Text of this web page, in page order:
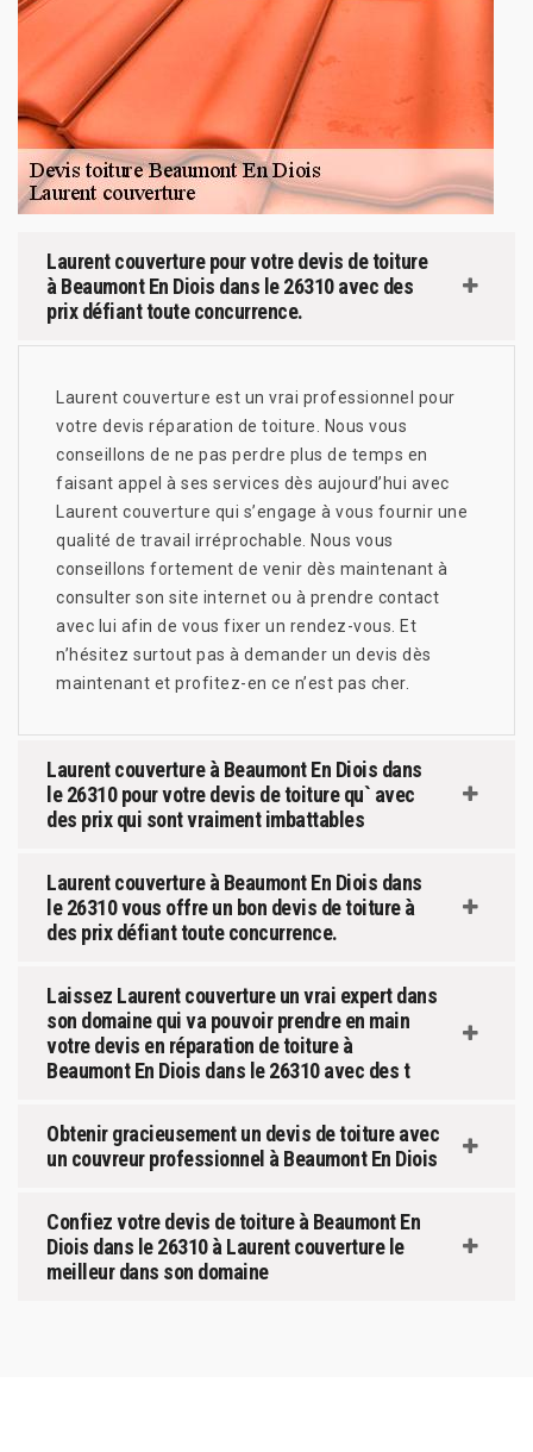
Laurent couverture pour votre devis de toiture
à Beaumont En Diois dans le 26310 avec des
prix défiant toute concurrence.
Laurent couverture est un vrai professionnel pour
votre devis réparation de toiture. Nous vous
conseillons de ne pas perdre plus de temps en
faisant appel à ses services dès aujourd’hui avec
Laurent couverture qui s’engage à vous fournir une
qualité de travail irréprochable. Nous vous
conseillons fortement de venir dès maintenant à
consulter son site internet ou à prendre contact
avec lui afin de vous fixer un rendez-vous. Et
n’hésitez surtout pas à demander un devis dès
maintenant et profitez-en ce n’est pas cher.
Laurent couverture à Beaumont En Diois dans
le 26310 pour votre devis de toiture qu` avec
des prix qui sont vraiment imbattables
Laurent couverture à Beaumont En Diois dans
le 26310 vous offre un bon devis de toiture à
des prix défiant toute concurrence.
Laissez Laurent couverture un vrai expert dans
son domaine qui va pouvoir prendre en main
votre devis en réparation de toiture à
Beaumont En Diois dans le 26310 avec des t
Obtenir gracieusement un devis de toiture avec
un couvreur professionnel à Beaumont En Diois
Confiez votre devis de toiture à Beaumont En
Diois dans le 26310 à Laurent couverture le
meilleur dans son domaine